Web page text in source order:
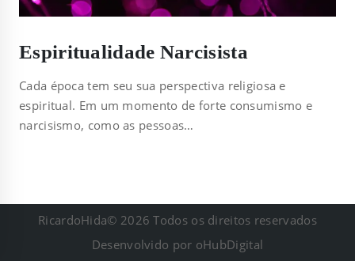
Espiritualidade Narcisista
Cada época tem seu sua perspectiva religiosa e
espiritual. Em um momento de forte consumismo e
narcisismo, como as pessoas…
RicardoHida© 2026 Todos os direitos reservados
Desenvolvido por oHubDigital